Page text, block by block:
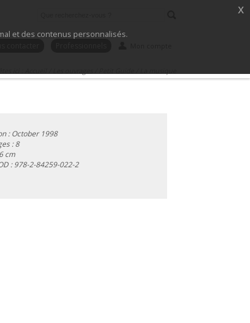
: October 1998
: 8
cm
:978-2-84259-022-2
et des contenus personnalisés.
x